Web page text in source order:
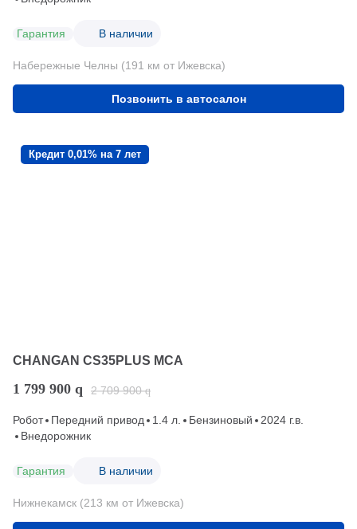
Гарантия В наличии
Набережные Челны (191 км от Ижевска)
Позвонить в автосалон
Кредит 0,01% на 7 лет
CHANGAN CS35PLUS MCA
1 799 900 q 2 709 900 q
Робот Передний привод 1.4 л. Бензиновый
2024 г.в.
Внедорожник
Гарантия В наличии
Нижнекамск (213 км от Ижевска)